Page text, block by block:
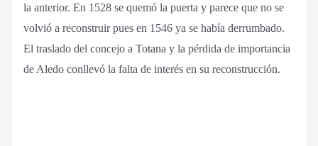
la anterior. En 1528 se quemó la puerta y parece que no se
volvió a reconstruir pues en 1546 ya se había derrumbado.
El traslado del concejo a Totana y la pérdida de importancia
de Aledo conllevó la falta de interés en su reconstrucción.